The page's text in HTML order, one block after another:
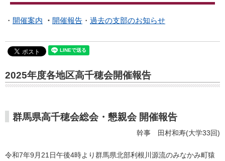
・ 開催案内 ・ 開催報告 ・ 過去の支部のお知らせ
2025年度各地区高千穂会開催報告
群馬県高千穂会総会・懇親会 開催報告
幹事 田村和寿(大学33回)
令和7年9月21日午後4時より群馬県北部利根川源流のみなかみ町猿